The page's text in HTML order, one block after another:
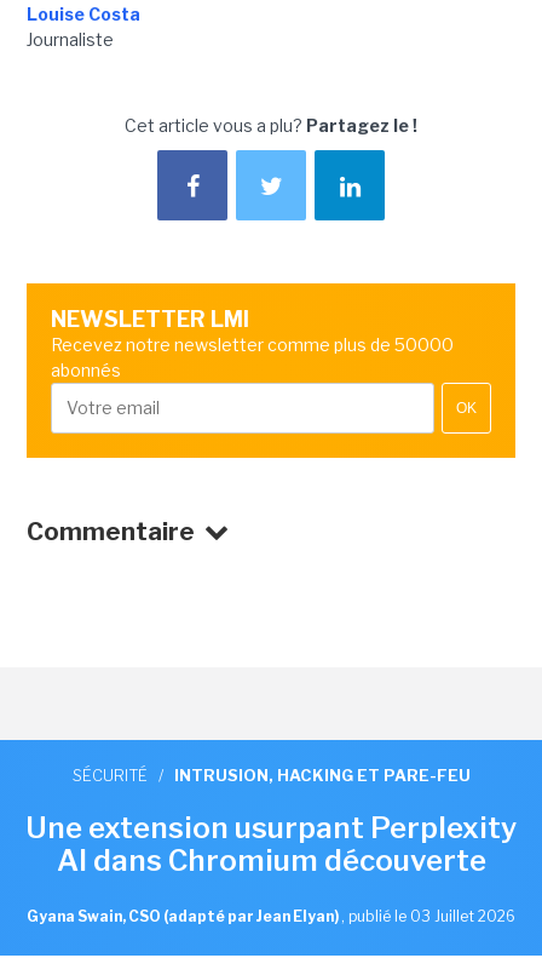
Louise Costa
Journaliste
Cet article vous a plu? Partagez le !
NEWSLETTER LMI
Recevez notre newsletter comme plus de 50000
abonnés
OK
Commentaire
SÉCURITÉ / INTRUSION, HACKING ET PARE-FEU
Une extension usurpant Perplexity
AI dans Chromium découverte
Gyana Swain, CSO (adapté par Jean Elyan) , publié le 03 Juillet 2026